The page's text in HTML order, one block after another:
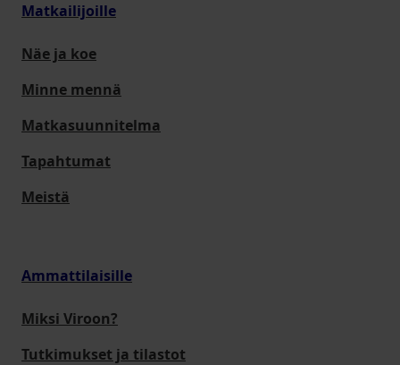
Matkailijoille
Näe ja koe
Minne mennä
Matkasuunnitelma
Tapahtumat
Meistä
Ammattilaisille
Miksi Viroon?
Tutkimukset ja tilastot